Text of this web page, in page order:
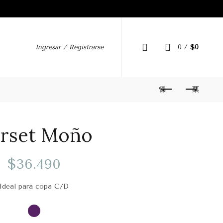
Ingresar / Registrarse 0 / $0
Moño
$36.490
Ideal para copa C/D